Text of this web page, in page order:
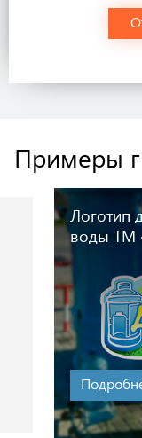
Примеры
Логотип
воды ТМ